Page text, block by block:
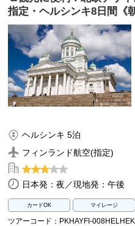
指定・ヘルシンキ8日間《
ヘルシンキ 5泊
フィンランド航空(指定)
日本発：夜／現地発：午後
カードOK マイレージ
ツアーコード：PKHAYFI-